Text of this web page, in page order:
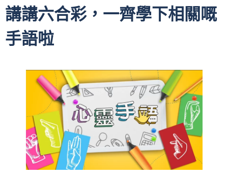
講講六合彩，一齊學下相關嘅
手語啦